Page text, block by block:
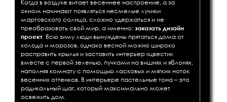
Когда в воздухе витает весеннее настроение, а за
окном начинают появляться несмелые лучики
мартовского солнца, сложно удержаться и не
преобразовать свой мир, а именно:заказать дизайн
проект. Всю зиму люди вынуждены прятаться дома от
холода и морозов, однако весной можно широко
расправить крылья и заставить интерьер «цвести»
вместе с первой зеленью, пучками на вишнях и яблонях,
наполняя комнату с помощью ласковых и мягких ноток
весенних оттенков. В интерьере пастельные тона – это
радикальный шаг, который максимально может
освежить дом.